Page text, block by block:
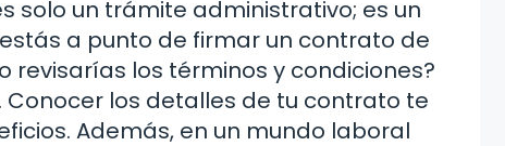
solo un trámite administrativo; es un
a punto de firmar un contrato de
los términos y condiciones?
los detalles de tu contrato te
Además, en un mundo laboral